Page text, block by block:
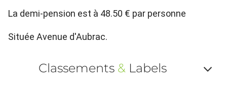
La demi-pension est à 48.50 € par personne
Située Avenue d'Aubrac.
Classements &Labels